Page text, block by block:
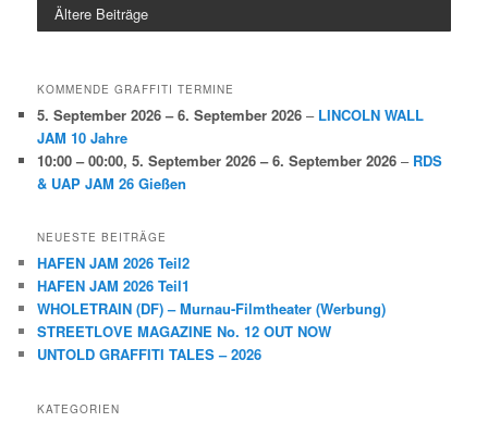
Ältere Beiträge
KOMMENDE GRAFFITI TERMINE
5. September 2026 – 6. September 2026 – LINCOLN WALL
JAM 10 Jahre
10:00 – 00:00,5. September 2026 – 6. September 2026 – RDS
& UAP JAM 26 Gießen
NEUESTE BEITRÄGE
HAFEN JAM 2026 Teil2
HAFEN JAM 2026 Teil1
WHOLETRAIN (DF) – Murnau-Filmtheater (Werbung)
STREETLOVE MAGAZINE No. 12 OUT NOW
UNTOLD GRAFFITI TALES – 2026
KATEGORIEN